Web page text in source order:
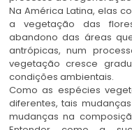
Na América Latina, elas
a vegetação das
abandono das áreas
antrópicas, num
vegetação cresce
condições ambientais.
Como as espécies
diferentes, tais
mudanças na